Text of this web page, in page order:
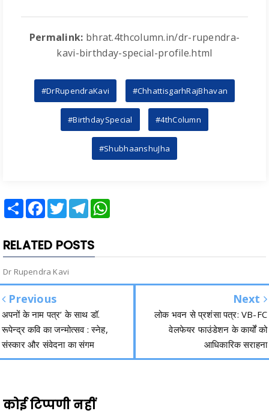
Permalink: bhrat.4thcolumn.in/dr-rupendra-
kavi-birthday-special-profile.html
#DrRupendraKavi #ChhattisgarhRajBhavan
#BirthdaySpecial #4thColumn
#ShubhaanshuJha
Share Facebook
TwitterTelegram
RELATED POSTS
Dr Rupendra Kavi
Previous
अपनों के नाम पत्र’ के साथ डॉ.
रूपेन्द्र कवि का जन्मोत्सव : स्नेह,
संस्कार और संवेदना का संगम
Next
लोक भवन से प्रशंसा पत्र: VB-FC
वेलफेयर फाउंडेशन के कार्यों को
आधिकारिक सराहना
कोई टिप्पणी नहीं